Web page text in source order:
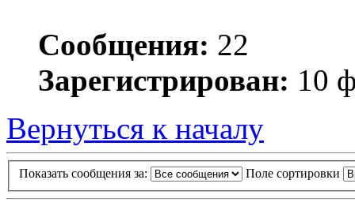
Сообщения: 22
Зарегистрирован: 10
Вернуться к началу
Показать сообщения за: Поле сортировки